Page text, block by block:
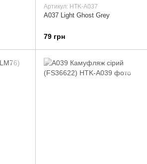
Артикул: HTK-A037
A037 Light Ghost Grey
79 грн